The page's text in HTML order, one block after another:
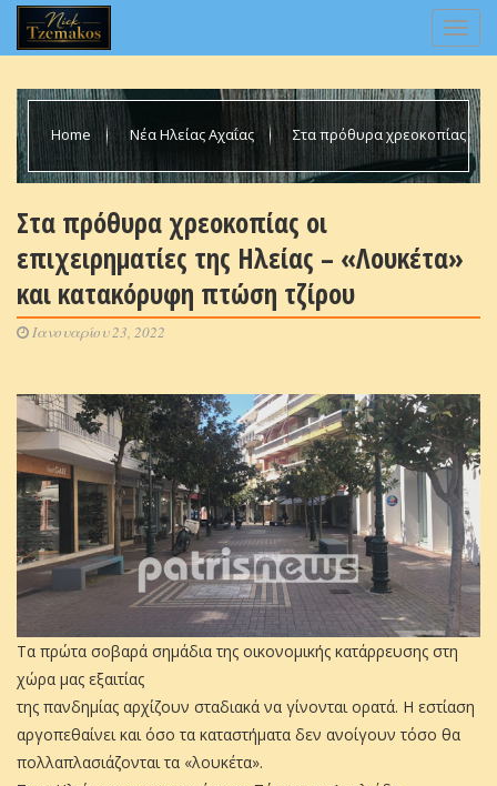
Home Νέα Ηλείας Αχαΐας Στα πρόθυρα χρεοκοπίας
πτώση τζίρου
Στα πρόθυρα χρεοκοπίας οι
επιχειρηματίες της Ηλείας – «Λουκέτα»
και κατακόρυφη πτώση τζίρου
Ιανουαρίου 23, 2022
Τα πρώτα σοβαρά σημάδια της οικονομικής κατάρρευσης στη
χώρα μας εξαιτίας
της πανδημίας αρχίζουν σταδιακά να γίνονται ορατά. Η εστίαση
αργοπεθαίνει και όσο τα καταστήματα δεν ανοίγουν τόσο θα
πολλαπλασιάζονται τα «λουκέτα».